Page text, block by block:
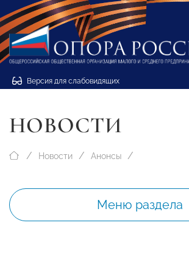
Версия для слабовидящих
НОВОСТИ
Новости Анонсы
Меню раздела